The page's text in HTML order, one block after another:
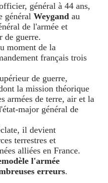
général à 44 ans,
général Weygand au
de l'armée et
de guerre.
moment de la
français trois
de guerre,
la mission théorique
armées de terre, air et la
major général de
il devient
terrestres et
alliées en France.
l'armée
erreurs.